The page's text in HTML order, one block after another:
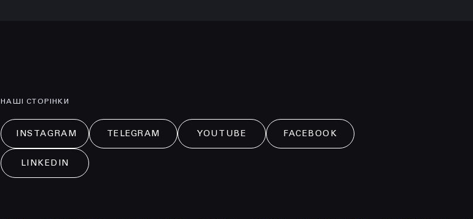
НАШІ СТОРІНКИ
INSTAGRAM TELEGRAM YOUTUBE FACEBOOK
LINKEDIN